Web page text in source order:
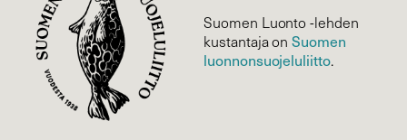
Suomen Luonto -lehden
kustantaja onSuomen
luonnonsuojelu­liitto.